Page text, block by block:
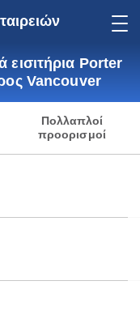
εισιτήρια Porter
Vancouver
Πολλαπλοί
προορισμοί